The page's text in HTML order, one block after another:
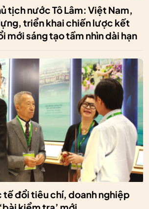
tịch nước Tô Lâm: Việt Nam,
triển khai chiến lược kết
mới sáng tạo tầm nhìn dài hạn
tế đổi tiêu chí, doanh nghiệp